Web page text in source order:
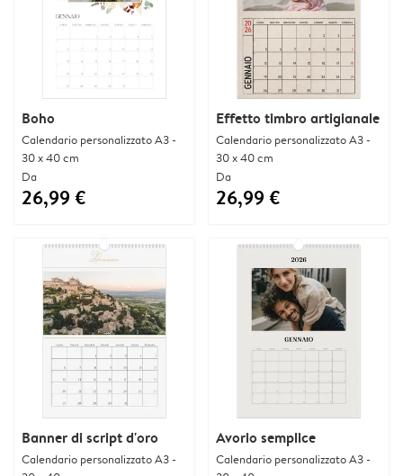
Boho
Calendario personalizzato A3 -
30 x 40 cm
Da
26,99 €
Effetto timbro artigianale
Calendario personalizzato A3 -
30 x 40 cm
Da
26,99 €
Banner di script d'oro
Calendario personalizzato A3 -
Avorio semplice
Calendario personalizzato A3 -